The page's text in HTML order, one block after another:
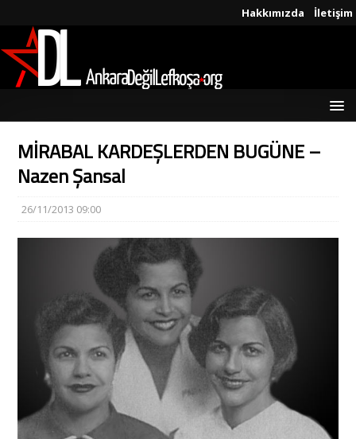
Hakkımızda İletişim
MİRABAL KARDEŞLERDEN BUGÜNE –
Nazen Şansal
26/11/2013 09:00